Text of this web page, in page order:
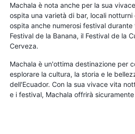
Machala è nota anche per la sua
ospita una varietà di bar, locali
ospita anche numerosi festival
Festival de la Banana, il Festival de la
Cerveza.
Machala è un'ottima destinazione per
esplorare la cultura, la storia e le
dell'Ecuador. Con la sua vivace vita
e i festival, Machala offrirà